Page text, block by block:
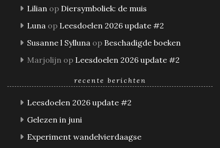
Lilian op Diersymboliek: de muis
Luna op Leesdoelen 2026 update #2
Susanne l Sylluna op Beschadigde boeken
Marjolijn op Leesdoelen 2026 update #2
recente berichten
Leesdoelen 2026 update #2
Gelezen in juni
Experiment wandelvierdaagse